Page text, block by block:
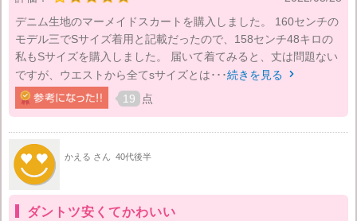
デニム生地のマーメイドスカートを購入しました。 160センチの
モデル三でSサイズ着用と記載だったので、158センチ48キロの
私もSサイズを購入しました。 届いて着てみると、丈は問題ない
ですが、ウエストから全てsサイズとは･･･続きを見る 
19 点
かえる さん 40代後半
ダントツ安くてかわいい